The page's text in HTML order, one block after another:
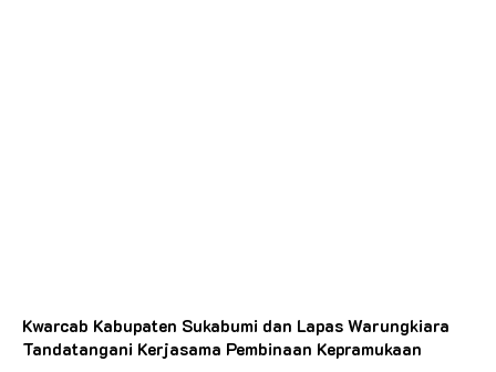
Kwarcab Kabupaten Sukabumi dan Lapas Warungkiara
Tandatangani Kerjasama Pembinaan Kepramukaan